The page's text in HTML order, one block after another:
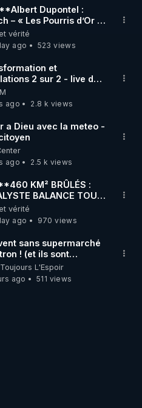
choses en combattant la
quelque chose,
qui rendra inutile
la paix et prix Nobel
optimale est la médecine
Dupontel :
– « Les Pourris d’Or »
vérité
ago
523 views
et
2 sur 2 - live du
26
ago
2.8 k views
a Dieu avec la meteo -
ago
2.5 k views
KM² BRÛLÉS :
BALANCE TOUT
IMPOSTURE !**
GPTV
vérité
ago
970 views
sans supermarché
! (et ils sont
L'Espoir
ago
511 views